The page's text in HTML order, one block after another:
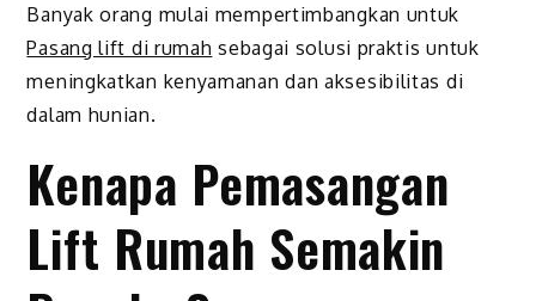
Banyak orang mulai mempertimbangkan untuk
Pasang lift di rumah sebagai solusi praktis untuk
meningkatkan kenyamanan dan aksesibilitas di
dalam hunian.
Kenapa Pemasangan
Lift Rumah Semakin